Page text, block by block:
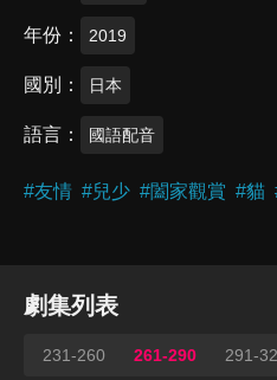
年份 2019
國別 日本
語言 國語配音
#友情 #兒少 #闔家觀賞 #貓
劇集列表
231-260 261-290 291-